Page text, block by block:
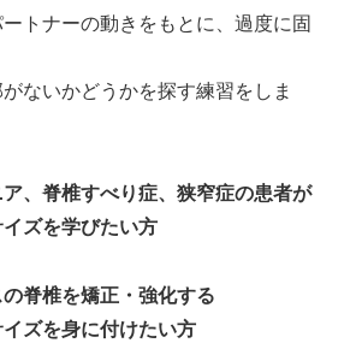
トナーの動きをもとに、過度に固
ないかどうかを探す練習をしま
ア、脊椎すべり症、狭窄症の患者が
ズを学びたい方
の脊椎を矯正・強化する
ズを身に付けたい方